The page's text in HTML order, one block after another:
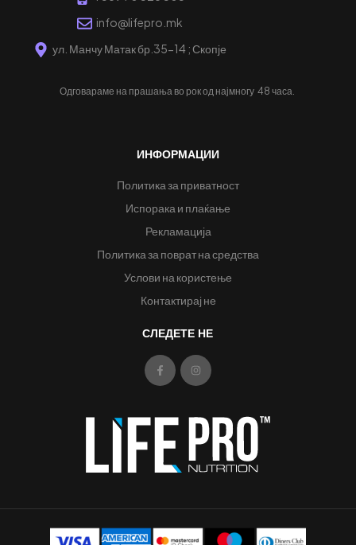
info@lifepro.mk
ул. Манчу Матак бр.35-14 ; Скопје
Одговараме на прашања во рок од најмногу 48 часа.
ИНФОРМАЦИИ
Политика за приватност
Испорака и плаќање
Рекламација
Политика за поврат на средства
Услови на користење
Контактирај не
СЛЕДЕТЕ НЕ